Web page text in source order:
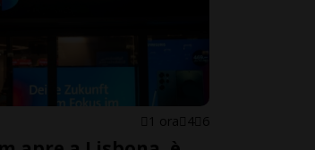
1 ora 4 6